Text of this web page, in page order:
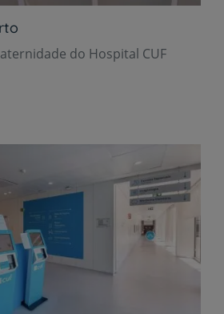
do Hospital CUF